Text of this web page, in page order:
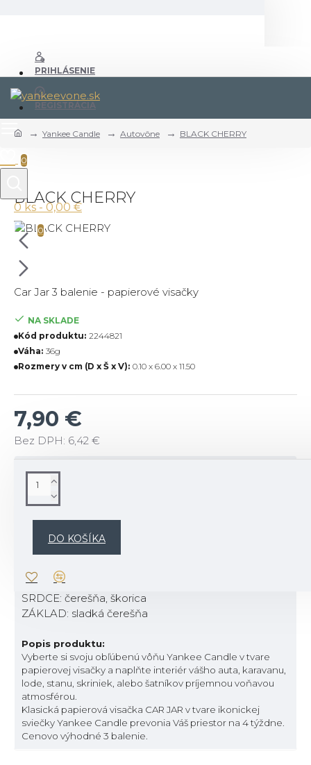
PRIHLÁSENIE
REGISTRÁCIA
0
0 ks - 0,00 €
0
Yankee Candle Autovône BLACK CHERRY
BLACK CHERRY
Car Jar 3 balenie - papierové visačky
7,90 €
Bez DPH: 6,42 €
NA SKLADE
Kód produktu: 2244821
Váha: 36g
Rozmery v cm (D x Š x V): 0.10 x 6.00 x 11.50
DO KOŠÍKA
prázdninové výlety, kedy ste sa cítili šťastní, voľní a
bezstarostní.
TOP: čerešňa, mandle
SRDCE: čerešňa, škorica
ZÁKLAD: sladká čerešňa
Popis produktu:
Vyberte si svoju obľúbenú vôňu Yankee Candle v tvare
papierovej visačky a naplňte interiér vášho auta, karavanu,
lode, stanu, skriniek, alebo šatníkov príjemnou voňavou
atmosférou.
Klasická papierová visačka CAR JAR v tvare ikonickej
sviečky Yankee Candle prevonia Váš priestor na 4 týždne.
Cenovo výhodné 3 balenie.